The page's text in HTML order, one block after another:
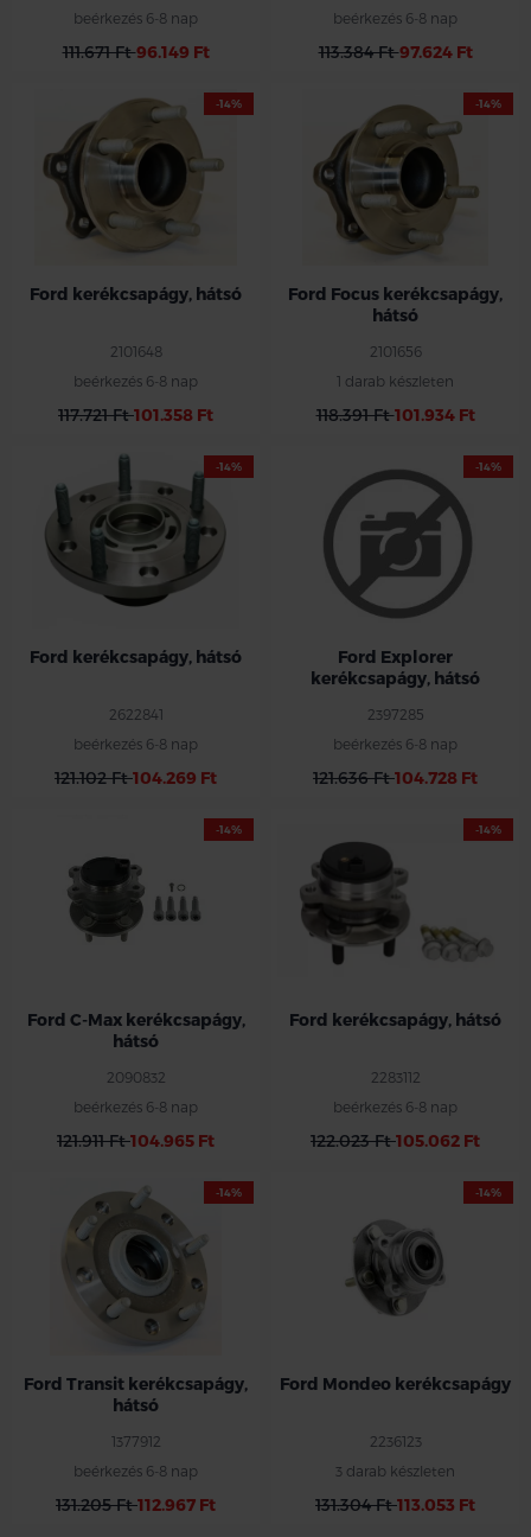
beérkezés 6-8 nap
111.671 Ft96.149 Ft
beérkezés 6-8 nap
113.384 Ft97.624 Ft
-14%
Ford kerékcsapágy, hátsó
2101648
beérkezés 6-8 nap
117.721 Ft101.358 Ft
-14%
Ford Focus kerékcsapágy,
hátsó
2101656
1 darab készleten
118.391 Ft101.934 Ft
-14%
Ford kerékcsapágy, hátsó
2622841
beérkezés 6-8 nap
121.102 Ft104.269 Ft
-14%
Ford Explorer
kerékcsapágy, hátsó
2397285
beérkezés 6-8 nap
121.636 Ft104.728 Ft
-14%
Ford C-Max kerékcsapágy,
hátsó
2090832
beérkezés 6-8 nap
121.911 Ft104.965 Ft
-14%
Ford kerékcsapágy, hátsó
2283112
beérkezés 6-8 nap
122.023 Ft105.062 Ft
-14%
Ford Transit kerékcsapágy,
hátsó
1377912
beérkezés 6-8 nap
131.205 Ft112.967 Ft
-14%
Ford Mondeo kerékcsapágy
2236123
3 darab készleten
131.304 Ft113.053 Ft